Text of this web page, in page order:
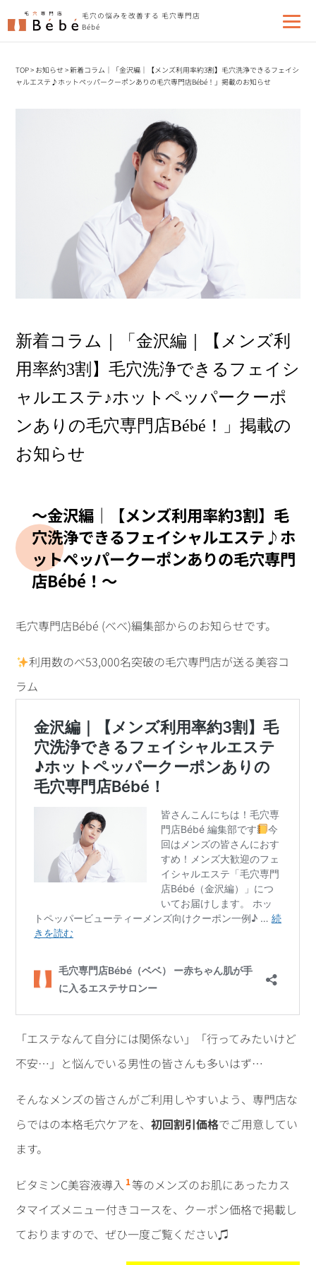
毛穴の悩みを改善する 毛穴専門店
Bébé
TOP> お知らせ>新着コラム｜「金沢編｜【メンズ利用率約3割】毛穴洗浄できるフェイシ
ャルエステ♪ホットペッパークーポンありの毛穴専門店Bébé！」掲載のお知らせ
新着コラム｜「金沢編｜【メンズ利
用率約3割】毛穴洗浄できるフェイシ
ャルエステ♪ホットペッパークーポ
ンありの毛穴専門店Bébé！」掲載の
お知らせ
〜金沢編｜【メンズ利用率約3割】毛
穴洗浄できるフェイシャルエステ♪ホ
ットペッパークーポンありの毛穴専門
店Bébé！〜
毛穴専門店Bébé (べべ)編集部からのお知らせです。
利用数のべ53,000名突破の毛穴専門店が送る美容コ
ラム
「エステなんて自分には関係ない」「行ってみたいけど
不安…」と悩んでいる男性の皆さんも多いはず…
そんなメンズの皆さんがご利用しやすいよう、専門店な
らではの本格毛穴ケアを、初回割引価格でご用意してい
ます。
ビタミンC美容液導入 1等のメンズのお肌にあったカス
タマイズメニュー付きコースを、クーポン価格で掲載し
ておりますので、ぜひ一度ご覧ください♫